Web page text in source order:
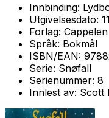
Innbinding:
Utgivelsesdato:
Forlag:
Språk: Bokmål
ISBN/EAN:
Serie: Snøfall
Serienummer: 8
Innlest av: Scott